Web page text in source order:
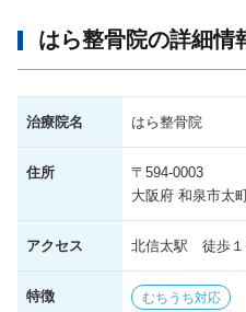
はら整骨院の詳細情
治療院名 はら整骨院
住所
〒594-0003
大阪府 和泉市太
アクセス 北信太駅 徒歩１
特徴 むちうち対応